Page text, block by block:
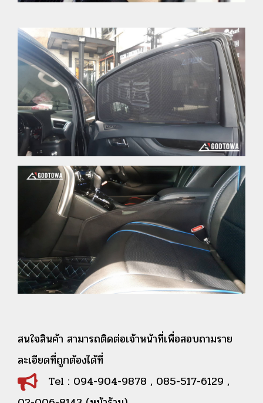
สนใจสินค้า สามารถติดต่อเจ้าหน้าที่เพื่อสอบถามราย
ละเอียดที่ถูกต้องได้ที่
Tel : 094-904-9878 , 085-517-6129 ,